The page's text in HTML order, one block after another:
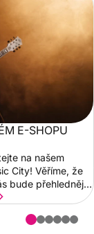
E-SHOPU
na našem
City! Věříme, že
bude přehlednější
budeme přidávat